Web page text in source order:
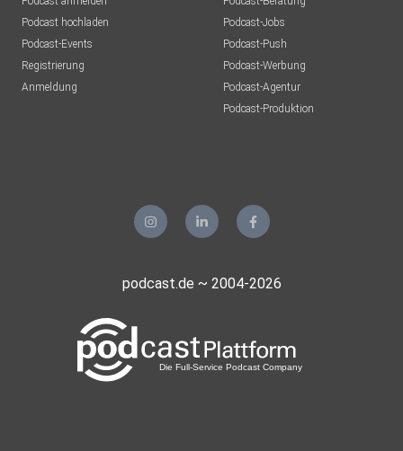
Podcast hochladen
Podcast-Events
Registrierung
Anmeldung
Podcast-Jobs
Podcast-Push
Podcast-Werbung
Podcast-Agentur
Podcast-Produktion
podcast.de ~ 2004-2026